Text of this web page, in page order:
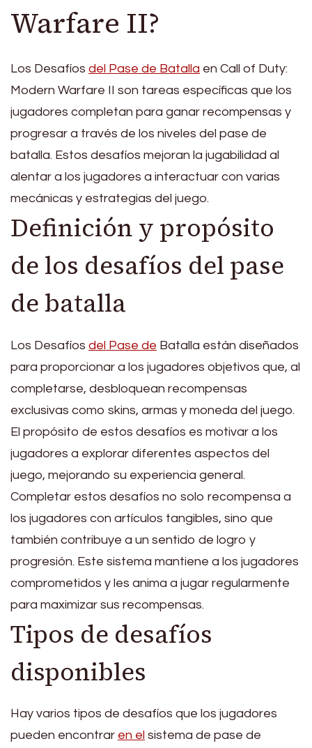
Warfare II?
Los Desafíos del Pase de Batalla en Call of Duty:
Modern Warfare II son tareas específicas que los
jugadores completan para ganar recompensas y
progresar a través de los niveles del pase de
batalla. Estos desafíos mejoran la jugabilidad al
alentar a los jugadores a interactuar con varias
mecánicas y estrategias del juego.
Definición y propósito
de los desafíos del pase
de batalla
Los Desafíos del Pase de Batalla están diseñados
para proporcionar a los jugadores objetivos que, al
completarse, desbloquean recompensas
exclusivas como skins, armas y moneda del juego.
El propósito de estos desafíos es motivar a los
jugadores a explorar diferentes aspectos del
juego, mejorando su experiencia general.
Completar estos desafíos no solo recompensa a
los jugadores con artículos tangibles, sino que
también contribuye a un sentido de logro y
progresión. Este sistema mantiene a los jugadores
comprometidos y les anima a jugar regularmente
para maximizar sus recompensas.
Tipos de desafíos
disponibles
Hay varios tipos de desafíos que los jugadores
pueden encontrar en el sistema de pase de